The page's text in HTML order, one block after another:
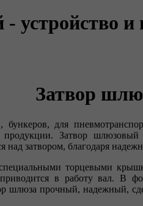
устройство
Затвор
для
продукции. Затвор шлюзовый
над затвором, благодаря
торцевыми
в работу вал. В
шлюза прочный, надежный,